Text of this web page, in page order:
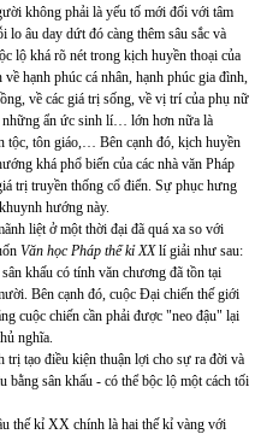
không phải là yếu tố mới đối với tâm
âu day dứt đó càng thêm sâu sắc và
lộ khá rõ nét trong kịch huyền thoại của
hạnh phúc cá nhân, hạnh phúc gia đình,
về các giá trị sống, về vị trí của phụ nữ
những ẩn ức sinh lí… lớn hơn nữa là
tộc, tôn giáo,… Bên cạnh đó, kịch huyền
khá phổ biến của các nhà văn Pháp
trị truyền thống cổ điển. Sự phục hưng
hướng này.
liệt ở một thời đại đã quá xa so với
Văn học Pháp thế kỉ XXlí giải như sau:
khấu có tính văn chương đã tồn tại
Bên cạnh đó, cuộc Đại chiến thế giới
cuộc chiến cần phải được "neo đậu" lại
nghĩa.
tạo điều kiện thuận lợi cho sự ra đời và
bằng sân khấu - có thể bộc lộ một cách tối
thế kỉ XX chính là hai thế kỉ vàng với